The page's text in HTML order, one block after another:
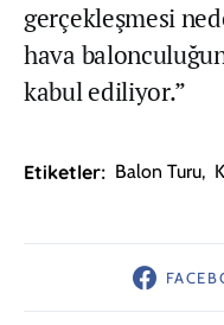
gerçekleşmesi
hava
kabul ediliyor.”
Etiketler: Balon Turu,